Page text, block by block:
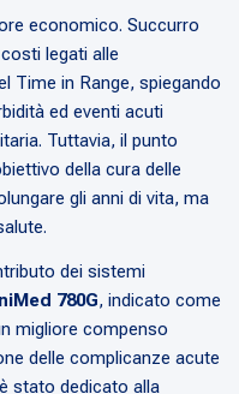
economico. Succurro
legati alle
Time in Range, spiegando
ed eventi acuti
Tuttavia, il punto
della cura delle
gli anni di vita, ma
dei sistemi
780G, indicato come
migliore compenso
delle complicanze acute
stato dedicato alla